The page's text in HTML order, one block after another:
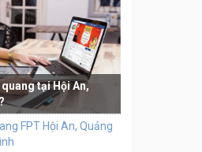
tại Hội An,
FPT Hội An, Quảng